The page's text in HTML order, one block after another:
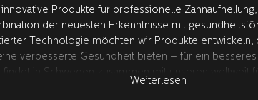
Produkte für professionelle
der neuesten Erkenntnisse mit
Technologie möchten wir Produkte entwickeln,
verbesserte Gesundheit bieten – für ein
in Schweden zusammen mit unseren weltweit
Weiterlesen